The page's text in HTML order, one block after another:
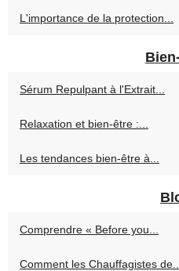
L'importance de la protection...
Sérum Repulpant à l'Extrait...
Relaxation et bien-être :...
Les tendances bien-être à...
Comprendre « Before you...
Comment les Chauffagistes de...